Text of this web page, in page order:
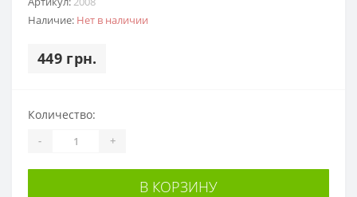
Наличие: Нет в наличии
449 грн.
Количество:
- +
В КОРЗИНУ